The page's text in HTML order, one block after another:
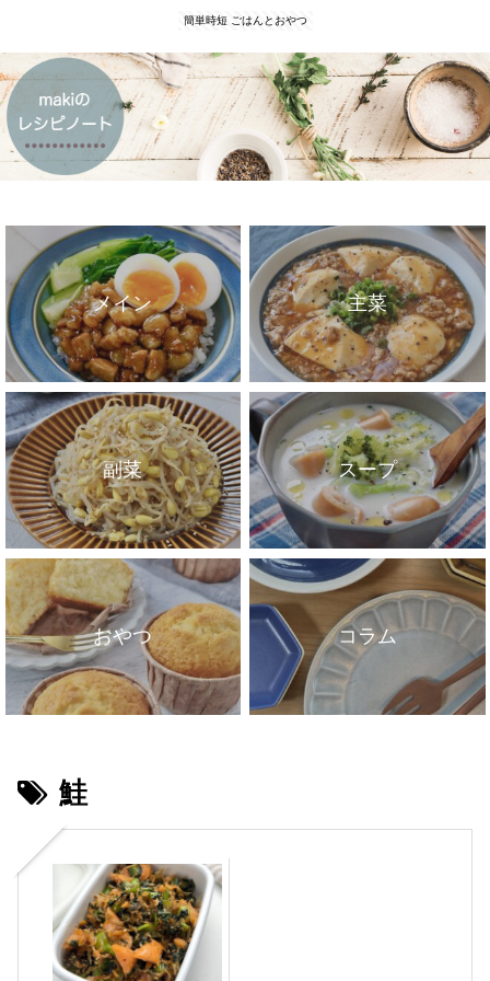
簡単時短 ごはんとおやつ
メイン 主菜
副菜 スープ
おやつ コラム
鮭